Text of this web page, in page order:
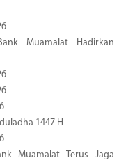
Muamalat Hadirkan
1447 H
Muamalat Terus Jaga